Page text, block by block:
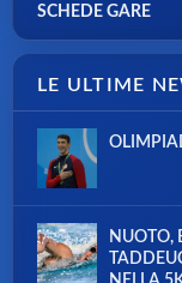
SCHEDE GARE
LE ULTIME
NUOTO,